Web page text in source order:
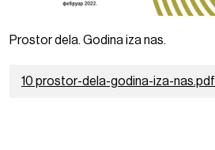
Prostor dela. Godina iza nas.
10 prostor-dela-godina-iza-nas.pdf